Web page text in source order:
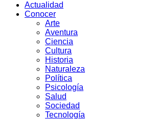
Actualidad
Conocer
Arte
Aventura
Ciencia
Cultura
Historia
Naturaleza
Política
Psicología
Salud
Sociedad
Tecnología